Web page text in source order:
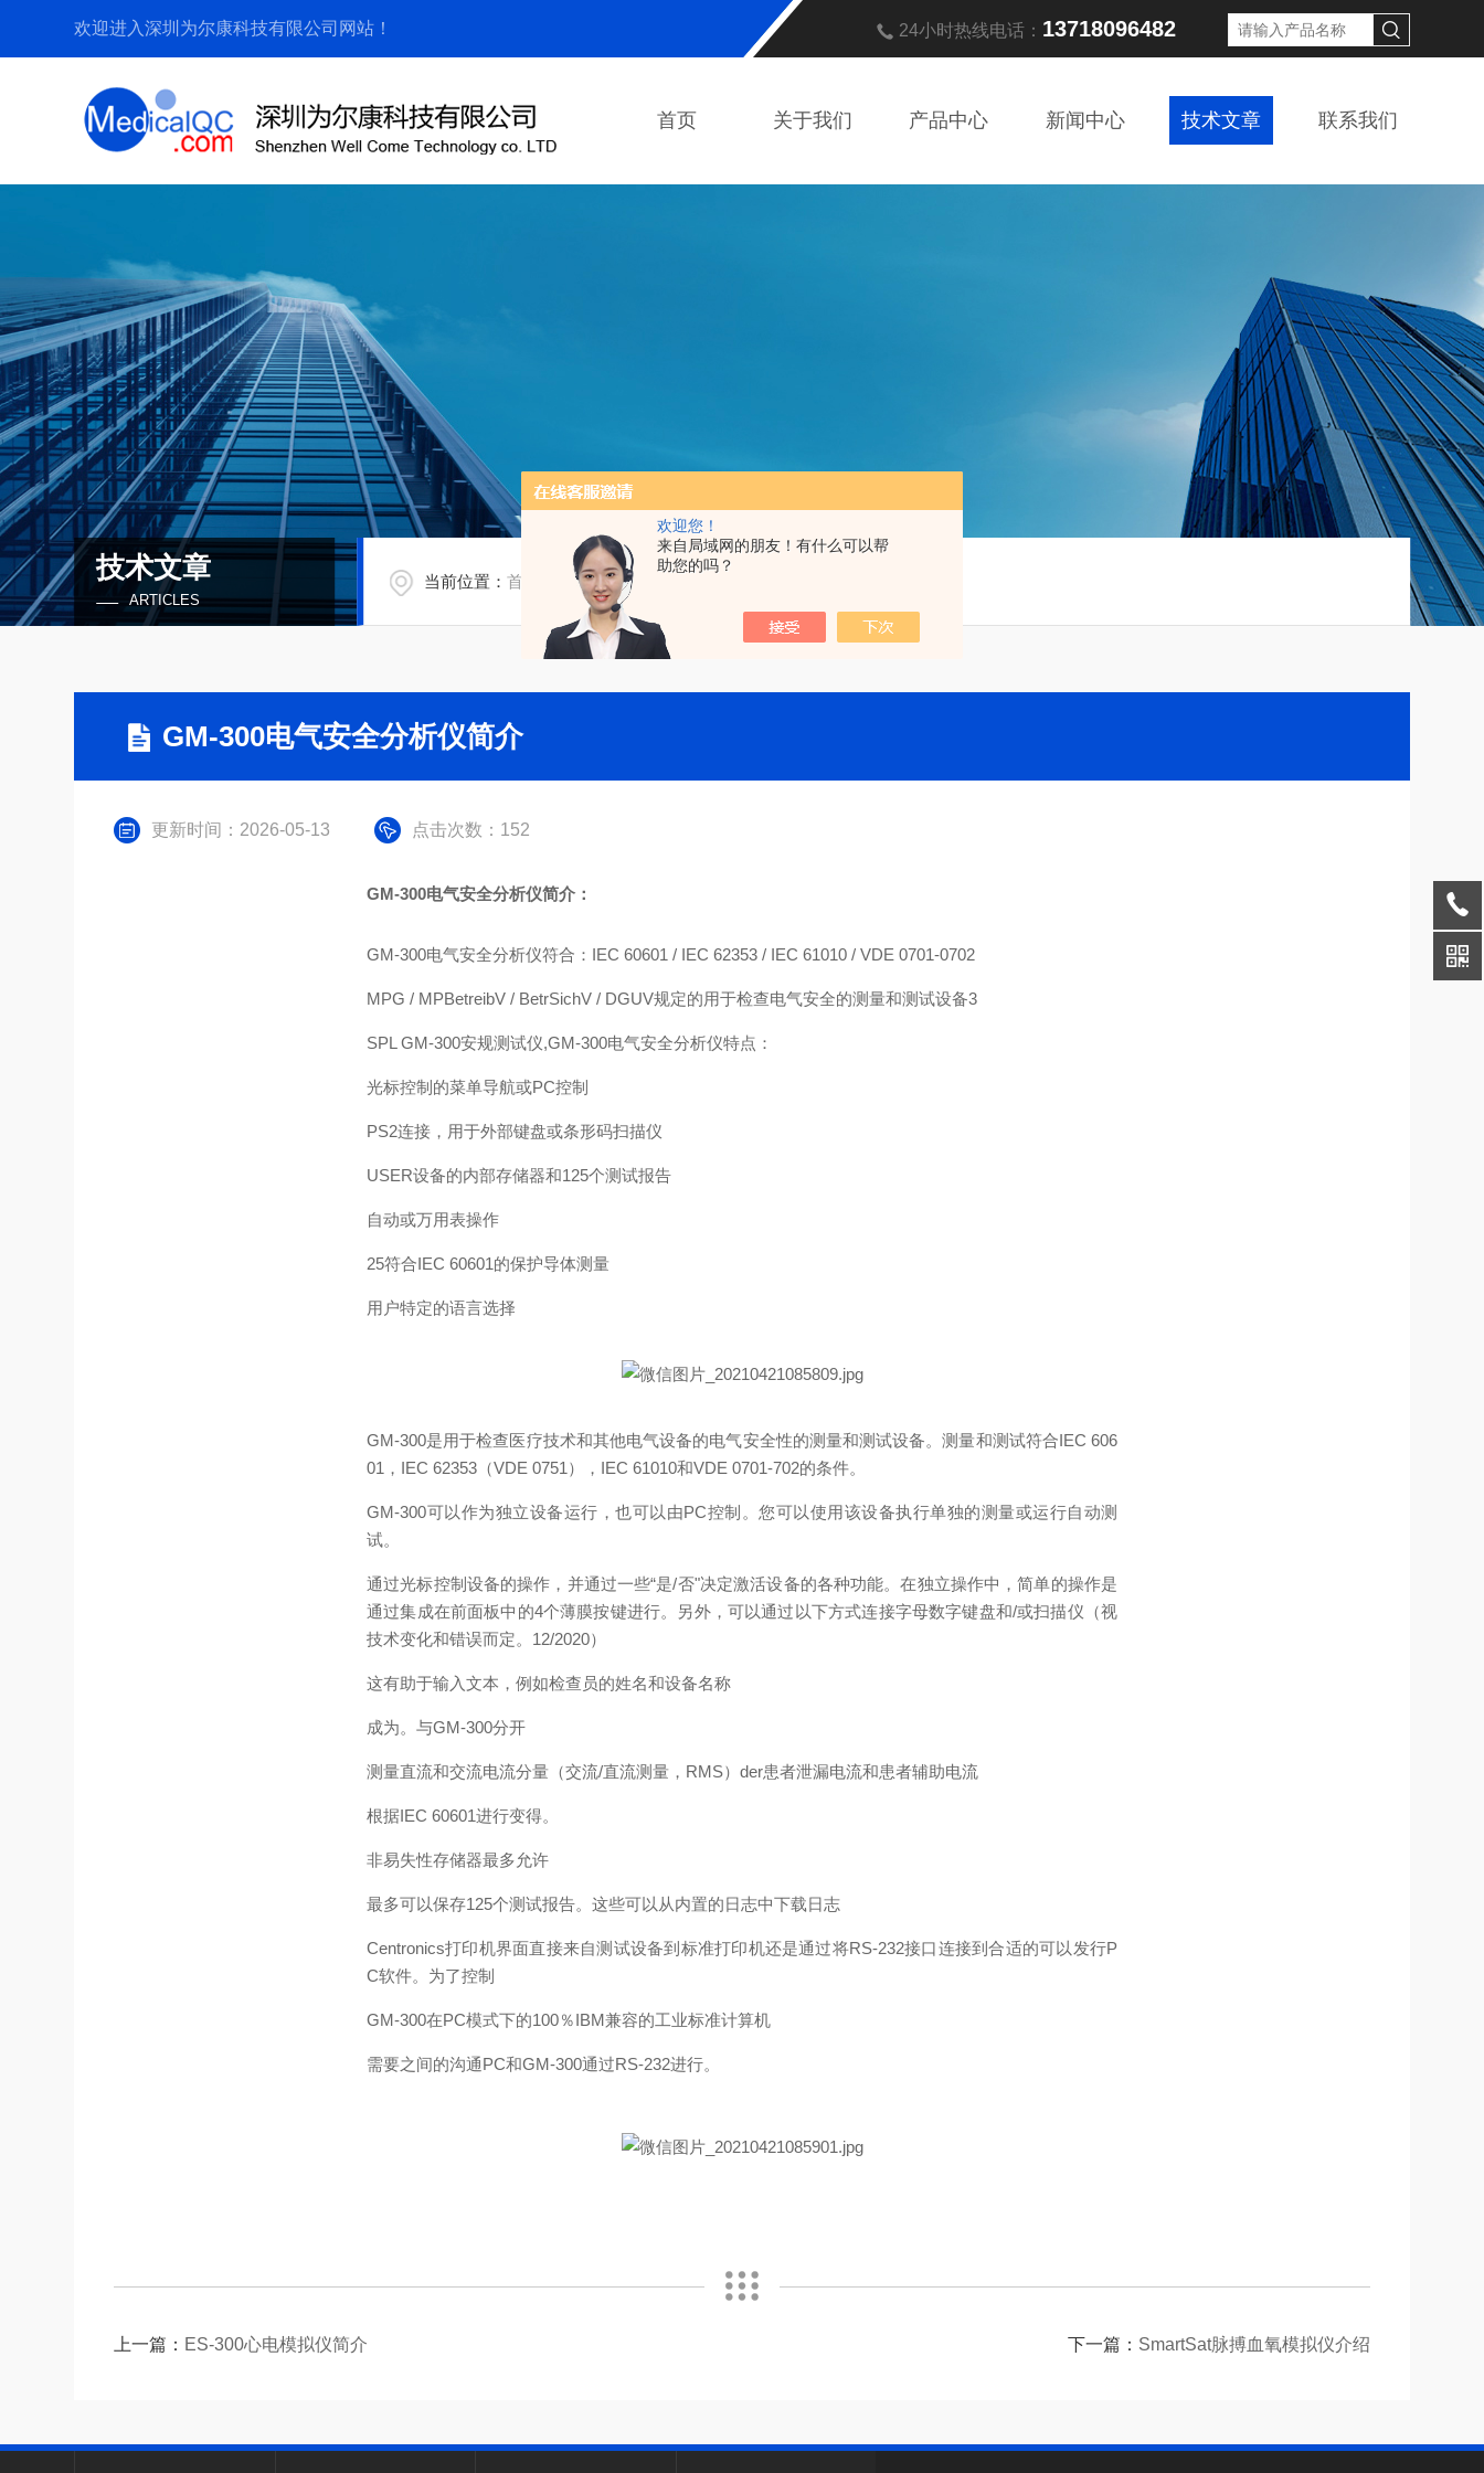
欢迎您！
来自局域网的朋友！有什么可以帮
助您的吗？
欢迎进入深圳为尔康科技有限公司网站！ 24小时热线电话： 13718096482
首页 关于我们 产品中心 新闻中心 技术文章 联系我们
技术文章
ARTICLES
当前位置：首页 技术文章/ GM-300电气安全分析仪简介
GM-300电气安全分析仪简介
更新时间：2026-05-13 点击次数：152
GM-300电气安全分析仪简介：
GM-300电气安全分析仪符合：IEC 60601 / IEC 62353 / IEC 61010 / VDE 0701-0702
MPG / MPBetreibV / BetrSichV / DGUV规定的用于检查电气安全的测量和测试设备3
SPL GM-300安规测试仪,GM-300电气安全分析仪特点：
光标控制的菜单导航或PC控制
PS2连接，用于外部键盘或条形码扫描仪
USER设备的内部存储器和125个测试报告
自动或万用表操作
25符合IEC 60601的保护导体测量
用户特定的语言选择
GM-300是用于检查医疗技术和其他电气设备的电气安全性的测量和测试设备。测量和测试符合IEC 606
01，IEC 62353（VDE 0751），IEC 61010和VDE 0701-702的条件。
GM-300可以作为独立设备运行，也可以由PC控制。您可以使用该设备执行单独的测量或运行自动测
试。
通过光标控制设备的操作，并通过一些“是/否"决定激活设备的各种功能。在独立操作中，简单的操作是
通过集成在前面板中的4个薄膜按键进行。另外，可以通过以下方式连接字母数字键盘和/或扫描仪（视
技术变化和错误而定。12/2020）
这有助于输入文本，例如检查员的姓名和设备名称
成为。与GM-300分开
测量直流和交流电流分量（交流/直流测量，RMS）der患者泄漏电流和患者辅助电流
根据IEC 60601进行变得。
非易失性存储器最多允许
最多可以保存125个测试报告。这些可以从内置的日志中下载日志
Centronics打印机界面直接来自测试设备到标准打印机还是通过将RS-232接口连接到合适的可以发行P
C软件。为了控制
GM-300在PC模式下的100％IBM兼容的工业标准计算机
需要之间的沟通PC和GM-300通过RS-232进行。
上一篇： ES-300心电模拟仪简介 下一篇： SmartSat脉搏血氧模拟仪介绍